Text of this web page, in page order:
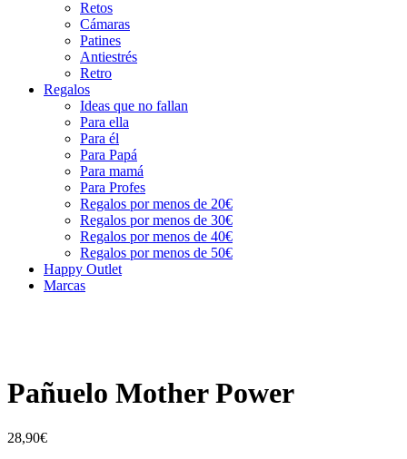
Retos
Cámaras
Patines
Antiestrés
Retro
Regalos
Ideas que no fallan
Para ella
Para él
Para Papá
Para mamá
Para Profes
Regalos por menos de 20€
Regalos por menos de 30€
Regalos por menos de 40€
Regalos por menos de 50€
Happy Outlet
Marcas
Pañuelo Mother Power
28,90€